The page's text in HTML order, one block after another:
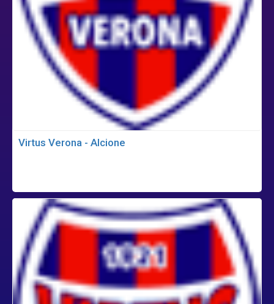
Virtus Verona - Alcione